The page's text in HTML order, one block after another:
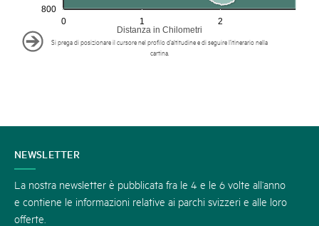
2
1
0
800
Distanza in Chilometri
Si prega di posizionare il cursore nel profilo d’altitudine e di seguire l’itinerario nella
cartina.
CONTATTATECI
NEWSLETTER
La nostra newsletter è pubblicata fra le 4 e le 6 volte all’anno
e contiene le informazioni relative ai parchi svizzeri e alle loro
offerte.